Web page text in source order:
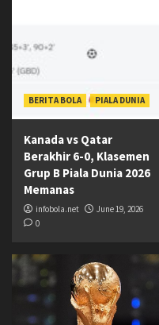
BERITA BOLA PIALA DUNIA
Kanada vs Qatar
Berakhir 6-0, Klasemen
Grup B Piala Dunia 2026
Memanas
infobola.net
June 19, 2026
0